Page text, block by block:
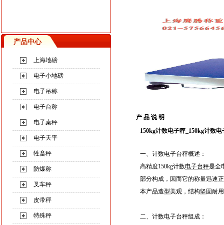
产品中心
上海地磅
电子小地磅
电子吊称
电子台称
电子桌秤
电子天平
牲畜秤
防爆称
叉车秤
皮带秤
特殊秤
产 品 说 明
150kg计数电子秤_150kg计数电
一、计数电子台秤概述：
高精度150kg计数电子台秤是全
部分构成，因而它的称量迅速
本产品造型美观，结构坚固耐
二、计数电子台秤组成：